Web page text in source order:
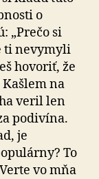
o
„Prečo si
ti nevymyli
hovoriť, že
na
veril len
podivína.
je
To
vo mňa